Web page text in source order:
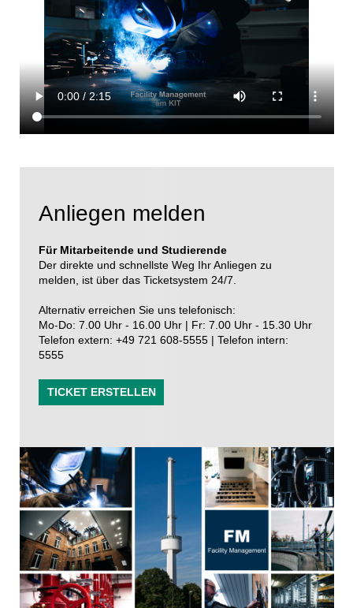
Anliegen melden
Für Mitarbeitende und Studierende
Der direkte und schnellste Weg Ihr Anliegen zu
melden, ist über das Ticketsystem 24/7.
Alternativ erreichen Sie uns telefonisch:
Mo-Do: 7.00 Uhr - 16.00 Uhr | Fr: 7.00 Uhr - 15.30 Uhr
Telefon extern: +49 721 608-5555 | Telefon intern:
5555
TICKET ERSTELLEN